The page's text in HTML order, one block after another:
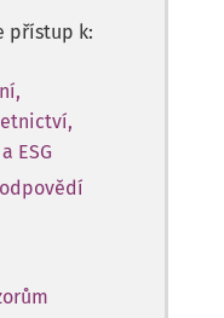
přístup k:
ESG